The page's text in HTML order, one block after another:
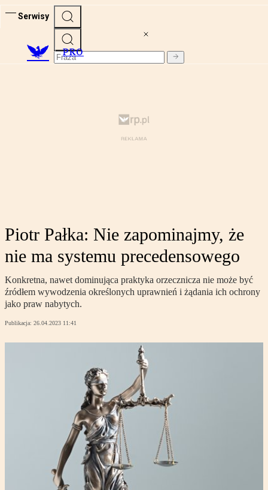
Serwisy
PRO
Piotr Pałka: Nie zapominajmy, że
nie ma systemu precedensowego
Konkretna, nawet dominująca praktyka orzecznicza nie może być
źródłem wywodzenia określonych uprawnień i żądania ich ochrony
jako praw nabytych.
Publikacja: 26.04.2023 11:41